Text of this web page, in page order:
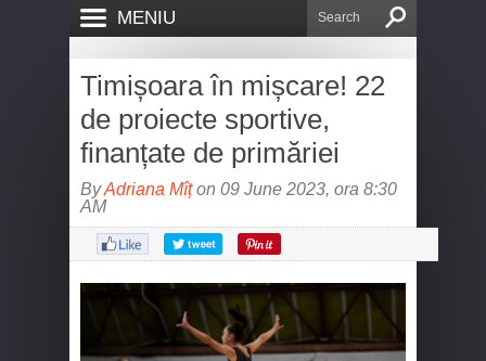
MENIU
Timișoara în mișcare! 22
de proiecte sportive,
finanțate de primăriei
ByAdriana Mîțon 09 June 2023, ora 8:30
AM